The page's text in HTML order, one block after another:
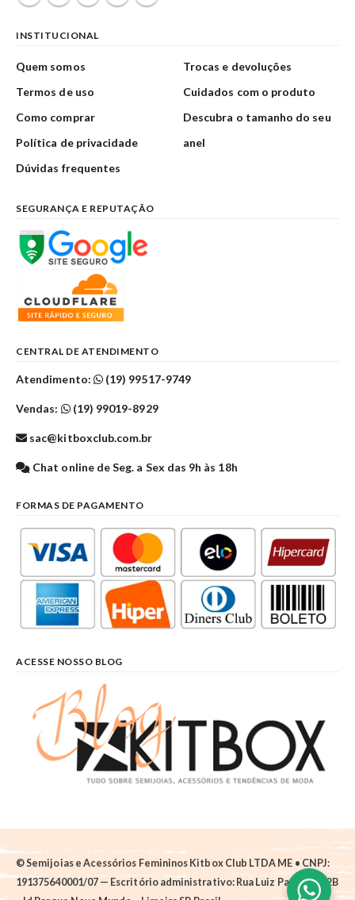
INSTITUCIONAL
Quem somos
Termos de uso
Como comprar
Política de privacidade
Dúvidas frequentes
Trocas e devoluções
Cuidados com o produto
Descubra o tamanho do seu
anel
SEGURANÇA E REPUTAÇÃO
CENTRAL DE ATENDIMENTO
Atendimento: (19) 99517-9749
Vendas: (19) 99019-8929
sac@kitboxclub.com.br
Chat online de Seg. a Sex das 9h às 18h
FORMAS DE PAGAMENTO
ACESSE NOSSO BLOG
© Semijoias e Acessórios Femininos Kitbox Club LTDA ME • CNPJ:
191375640001/07 — Escritório administrativo: Rua Luiz Pantano, 62B